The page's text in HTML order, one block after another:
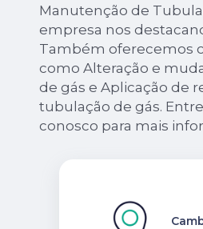
Manutenção de
empresa nos
Também oferecemos
como Alteração e
de gás e Aplicação de
tubulação de gás.
conosco para mais